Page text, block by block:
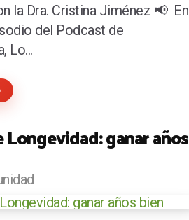
la Dra. Cristina Jiménez 📢 En
del Podcast de
Lo...
Longevidad: ganar años